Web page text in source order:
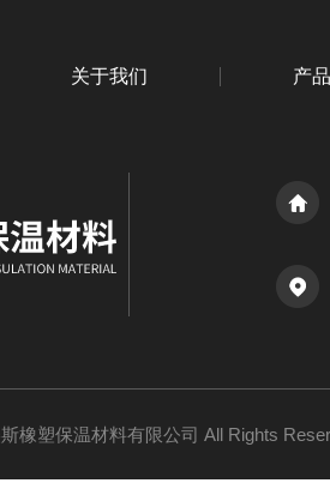
关于我们 产
橡塑保温材料有限公司 All Rights